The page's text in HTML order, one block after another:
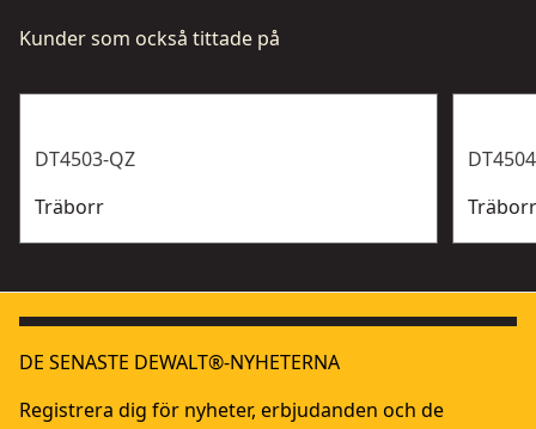
Kunder som också tittade på
DT4503-QZ
Träborr
DE SENASTE DEWALT®-NYHETERNA
Registrera dig för nyheter, erbjudanden och de